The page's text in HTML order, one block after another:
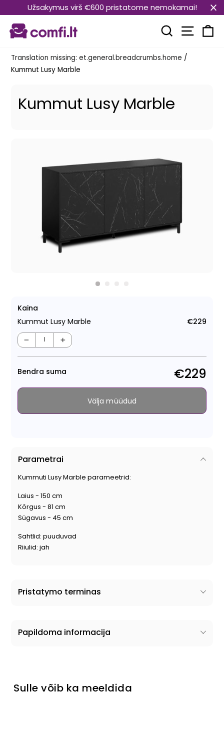
Translation
missing:
et.general.accessibility.skip_to_content
Užsakymus virš €600 pristatome nemokamai!
Translation
Translation missing: et.general.breadcrumbs.home /
Kummut Lusy Marble
Kummut Lusy Marble
Kaina
Kummut Lusy Marble
€229
− +
Bendra suma €229
Välja müüdud
Parametrai
Kummuti Lusy Marble parameetrid:
Laius - 150 cm
Kõrgus - 81 cm
Sügavus - 45 cm
Sahtlid: puuduvad
Riiulid: jah
Pristatymo terminas
Papildoma informacija
Sulle võib ka meeldida